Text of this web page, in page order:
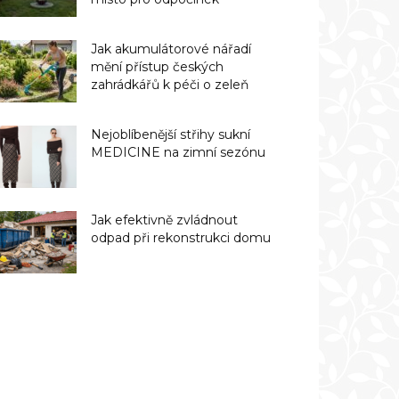
Jak akumulátorové nářadí
mění přístup českých
zahrádkářů k péči o zeleň
Nejoblíbenější střihy sukní
MEDICINE na zimní sezónu
Jak efektivně zvládnout
odpad při rekonstrukci domu